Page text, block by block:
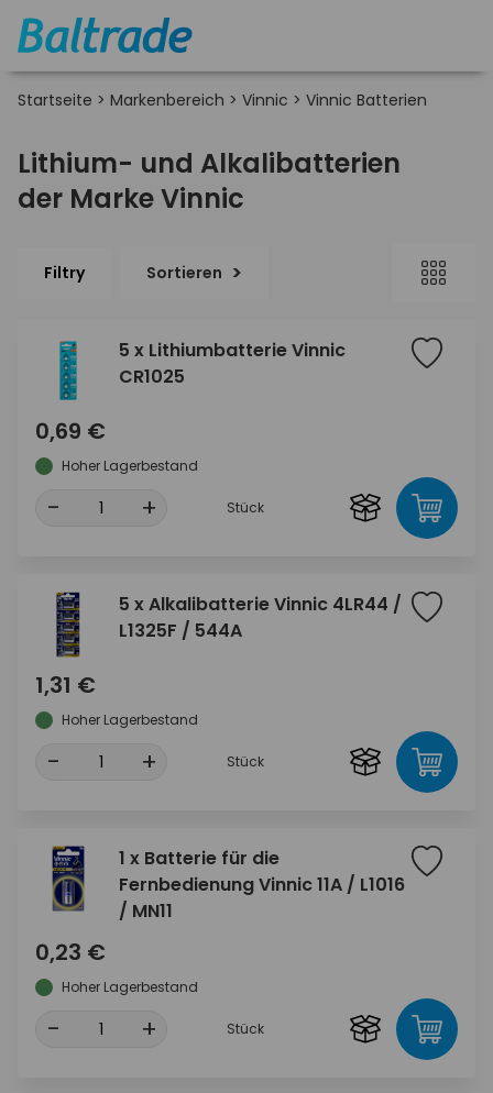
Startseite > Markenbereich > Vinnic > Vinnic Batterien
Lithium- und Alkalibatterien
der Marke Vinnic
Filtry Sortieren
5 x Lithiumbatterie Vinnic
CR1025
0,69 €
Hoher Lagerbestand
- + Stück
5 x Alkalibatterie Vinnic 4LR44 /
L1325F / 544A
1,31 €
Hoher Lagerbestand
- + Stück
1 x Batterie für die
Fernbedienung Vinnic 11A / L1016
/ MN11
0,23 €
Hoher Lagerbestand
- + Stück